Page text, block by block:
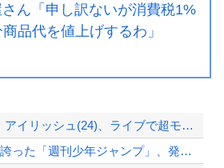
ん「申し訳ないが消費税1%
商品代を値上げするわ」
【画像】ビリー・アイリッシュ(24)、ライブで超モリマンスジを強調して炎上ｗｗｗ...
かつて650万部を誇った「週刊少年ジャンプ」、発行部数が初の100万部割れ